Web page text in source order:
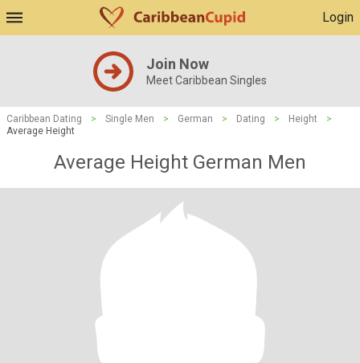
Login
Join Now
Meet Caribbean Singles
Caribbean Dating > Single Men > German > Dating > Height
>
Average Height
Average Height German Men